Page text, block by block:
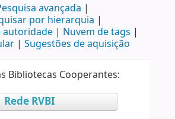
avançada
por hierarquia
autoridade
Nuvem de tags
Sugestões de aquisição
Bibliotecas Cooperantes:
Rede RVBI